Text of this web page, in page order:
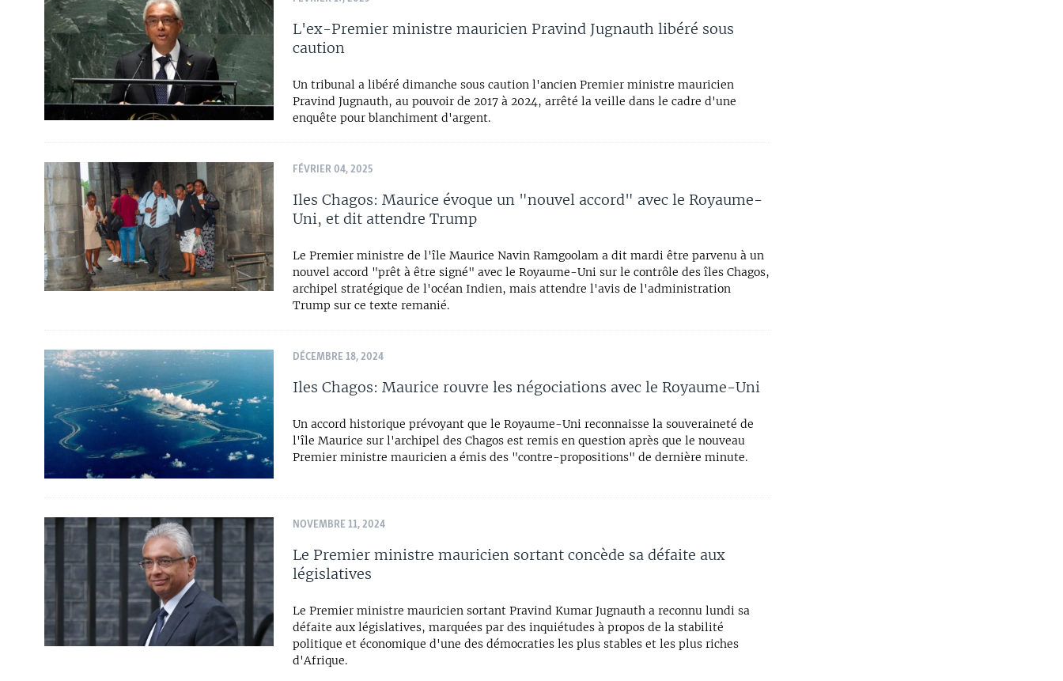
L'ex-Premier ministre mauricien Pravind Jugnauth libéré sous
caution
Un tribunal a libéré dimanche sous caution l'ancien Premier ministre mauricien
Pravind Jugnauth, au pouvoir de 2017 à 2024, arrêté la veille dans le cadre d'une
enquête pour blanchiment d'argent.
FÉVRIER 04, 2025
Iles Chagos: Maurice évoque un "nouvel accord" avec le Royaume-
Uni, et dit attendre Trump
Le Premier ministre de l'île Maurice Navin Ramgoolam a dit mardi être parvenu à un
nouvel accord "prêt à être signé" avec le Royaume-Uni sur le contrôle des îles Chagos,
archipel stratégique de l'océan Indien, mais attendre l'avis de l'administration
Trump sur ce texte remanié.
DÉCEMBRE 18, 2024
Iles Chagos: Maurice rouvre les négociations avec le Royaume-Uni
Un accord historique prévoyant que le Royaume-Uni reconnaisse la souveraineté de
l'île Maurice sur l'archipel des Chagos est remis en question après que le nouveau
Premier ministre mauricien a émis des "contre-propositions" de dernière minute.
NOVEMBRE 11, 2024
Le Premier ministre mauricien sortant concède sa défaite aux
législatives
Le Premier ministre mauricien sortant Pravind Kumar Jugnauth a reconnu lundi sa
défaite aux législatives, marquées par des inquiétudes à propos de la stabilité
politique et économique d'une des démocraties les plus stables et les plus riches
d'Afrique.